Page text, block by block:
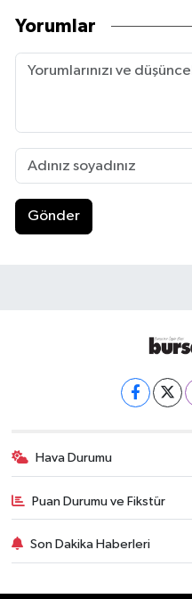
Yorumlar
Gönder
Hava Durumu
Puan Durumu ve Fikstür
Son Dakika Haberleri